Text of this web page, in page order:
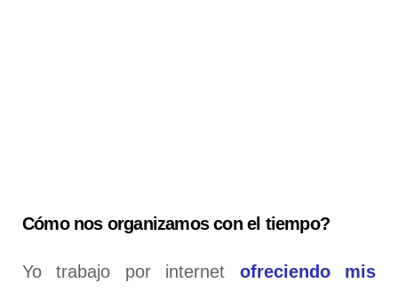
Cómo nos organizamos con el tiempo?
Yo trabajo por internet ofreciendo mis